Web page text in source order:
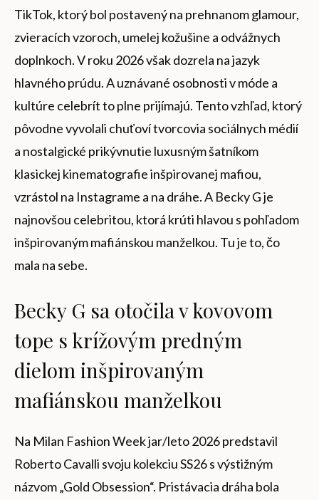
TikTok, ktorý bol postavený na prehnanom glamour,
zvieracích vzoroch, umelej kožušine a odvážnych
doplnkoch. V roku 2026 však dozrela na jazyk
hlavného prúdu. A uznávané osobnosti v móde a
kultúre celebrít to plne prijímajú. Tento vzhľad, ktorý
pôvodne vyvolali chuťoví tvorcovia sociálnych médií
a nostalgické prikývnutie luxusným šatníkom
klasickej kinematografie inšpirovanej mafiou,
vzrástol na Instagrame a na dráhe. A Becky G je
najnovšou celebritou, ktorá krúti hlavou s pohľadom
inšpirovaným mafiánskou manželkou. Tu je to, čo
mala na sebe.
Becky G sa otočila v kovovom
tope s krížovým predným
dielom inšpirovaným
mafiánskou manželkou
Na Milan Fashion Week jar/leto 2026 predstavil
Roberto Cavalli svoju kolekciu SS26 s výstižným
názvom „Gold Obsession“. Pristávacia dráha bola